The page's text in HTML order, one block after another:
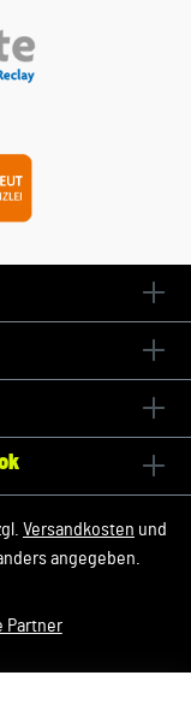
Versandkosten und
angegeben.
Partner